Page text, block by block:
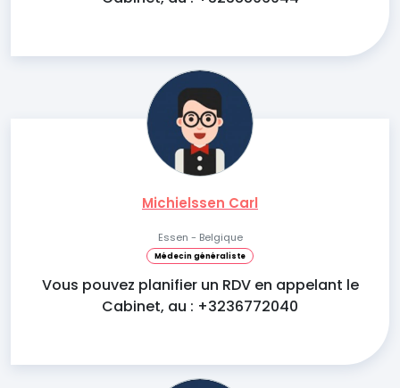
Michielssen Carl
Essen - Belgique
Médecin généraliste
Vous pouvez planifier un RDV en appelant le
Cabinet, au : +3236772040